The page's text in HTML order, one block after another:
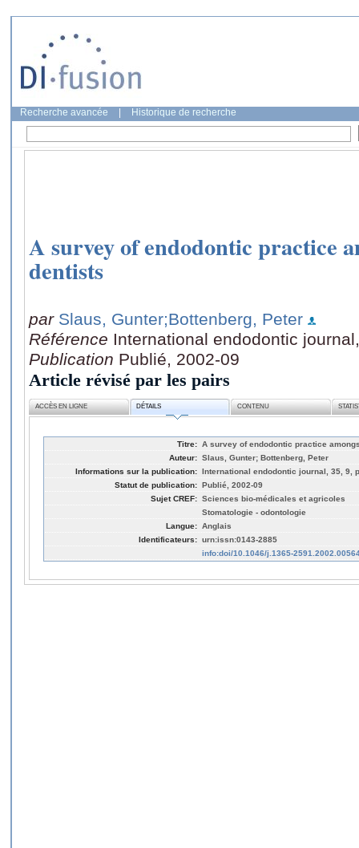
Recherche avancée Historique de recherche
A survey of endodontic practice
dentists
par Slaus, Gunter;Bottenberg, Peter
Référence International endodontic
Publication Publié, 2002-09
Article révisé par les pairs
ACCÈS EN LIGNE DÉTAILS CONTENU
Titre: A survey of endodontic practice
Auteur: Slaus, Gunter; Bottenberg, Peter
Informations sur la publication: International endodontic journal, 35, 9,
Statut de publication: Publié, 2002-09
Sujet CREF: Sciences bio-médicales et agricoles
Stomatologie - odontologie
Langue: Anglais
Identificateurs: urn:issn:0143-2885
info:doi/10.1046/j.1365-